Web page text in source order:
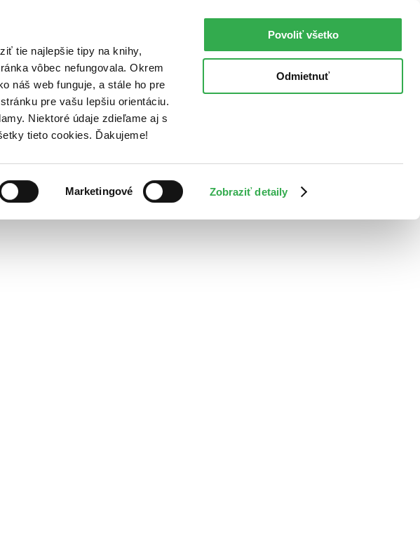
tie najlepšie tipy na knihy,
vôbec nefungovala. Okrem
náš web funguje, a stále ho pre
pre vašu lepšiu orientáciu.
Niektoré údaje zdieľame aj s
tieto cookies. Ďakujeme!
Marketingové Zobraziť detaily
Povoliť všetko
Odmietnuť